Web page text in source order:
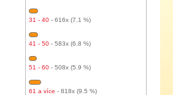
31 - 40 - 616x (7.1 %)
41 - 50 - 583x (6.8 %)
51 - 60 - 508x (5.9 %)
61 a více - 818x (9.5 %)